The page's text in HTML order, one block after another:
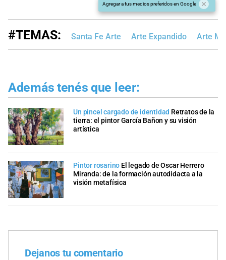
Agregar a tus medios preferidos en Google
#TEMAS: Santa Fe Arte Arte Expandido Arte
Además tenés que leer:
Un pincel cargado de identidad Retratos de la
tierra: el pintor García Bañon y su visión
artística
Pintor rosarino El legado de Oscar Herrero
Miranda: de la formación autodidacta a la
visión metafísica
Dejanos tu comentario